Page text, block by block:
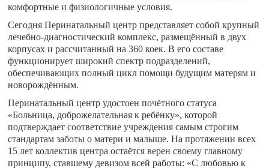
комфортные и физиологичные условия.
Сегодня Перинатальный центр представляет собой крупный
лечебно‑диагностический комплекс, размещённый в двух
корпусах и рассчитанный на 360 коек. В его составе
функционирует широкий спектр подразделений,
обеспечивающих полный цикл помощи будущим матерям и
новорождённым.
Перинатальный центр удостоен почётного статуса
«Больница, доброжелательная к ребёнку», которой
подтверждает соответствие учреждения самым строгим
стандартам заботы о матери и малыше. На протяжении всех
15 лет коллектив центра остаётся верен своему главному
принципу, ставшему девизом всей работы: «С любовью к